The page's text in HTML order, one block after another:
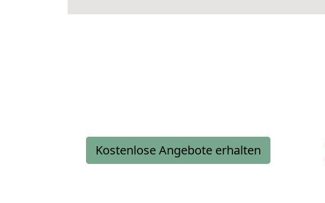
Kostenlose Angebote erhalten